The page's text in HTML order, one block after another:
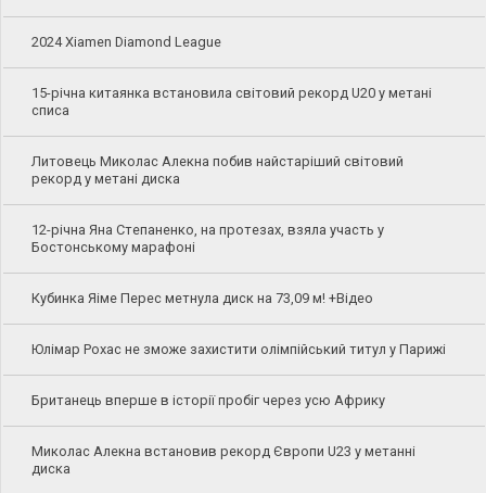
2024 Xiamen Diamond League
15-річна китаянка встановила світовий рекорд U20 у метані
списа
Литовець Миколас Алекна побив найстаріший світовий
рекорд у метані диска
12-річна Яна Степаненко, на протезах, взяла участь у
Бостонському марафоні
Кубинка Яіме Перес метнула диск на 73,09 м! +Відео
Юлімар Рохас не зможе захистити олімпійський титул у Парижі
Британець вперше в історії пробіг через усю Африку
Миколас Алекна встановив рекорд Європи U23 у метанні
диска